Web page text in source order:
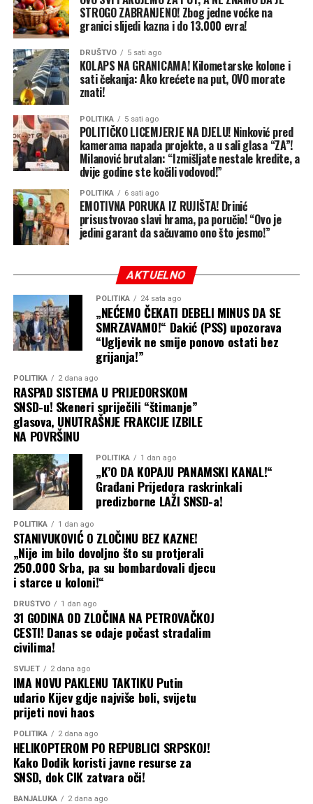
STROGO ZABRANJENO! Zbog jedne voćke na
granici slijedi kazna i do 13.000 evra!
DRUŠTVO 5 sati ago
KOLAPS NA GRANICAMA! Kilometarske kolone i
sati čekanja: Ako krećete na put, OVO morate
znati!
POLITIKA 5 sati ago
POLITIČKO LICEMJERJE NA DJELU! Ninković pred
kamerama napada projekte, a u sali glasa “ZA”!
Milanović brutalan: “Izmišljate nestale kredite, a
dvije godine ste kočili vodovod!”
POLITIKA 6 sati ago
EMOTIVNA PORUKA IZ RUJIŠTA! Drinić
prisustvovao slavi hrama, pa poručio! “Ovo je
jedini garant da sačuvamo ono što jesmo!”
AKTUELNO
POLITIKA 24 sata ago
„NEĆEMO ČEKATI DEBELI MINUS DA SE
SMRZAVAMO!“ Dakić (PSS) upozorava
“Ugljevik ne smije ponovo ostati bez
grijanja!”
POLITIKA 2 dana ago
RASPAD SISTEMA U PRIJEDORSKOM
SNSD-u! Skeneri spriječili “štimanje”
glasova, UNUTRAŠNJE FRAKCIJE IZBILE
NA POVRŠINU
POLITIKA 1 dan ago
„K’O DA KOPAJU PANAMSKI KANAL!“
Građani Prijedora raskrinkali
predizborne LAŽI SNSD-a!
POLITIKA 1 dan ago
STANIVUKOVIĆ O ZLOČINU BEZ KAZNE!
„Nije im bilo dovoljno što su protjerali
250.000 Srba, pa su bombardovali djecu
i starce u koloni!“
DRUŠTVO 1 dan ago
31 GODINA OD ZLOČINA NA PETROVAČKOJ
CESTI! Danas se odaje počast stradalim
civilima!
SVIJET 2 dana ago
IMA NOVU PAKLENU TAKTIKU Putin
udario Kijev gdje najviše boli, svijetu
prijeti novi haos
POLITIKA 2 dana ago
HELIKOPTEROM PO REPUBLICI SRPSKOJ!
Kako Dodik koristi javne resurse za
SNSD, dok CIK zatvara oči!
BANJALUKA 2 dana ago